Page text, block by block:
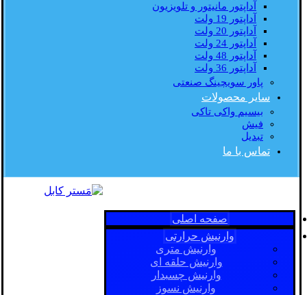
آداپتور مانیتور و تلویزیون
آداپتور 19 ولت
آداپتور 20 ولت
آداپتور 24 ولت
آداپتور 48 ولت
آداپتور 36 ولت
پاور سویچینگ صنعتی
سایر محصولات
بیسیم واکی تاکی
فیش
تبدیل
تماس با ما
صفحه اصلی
وارنیش حرارتی
وارنیش متری
وارنیش حلقه ای
وارنیش چسبدار
وارنیش نسوز